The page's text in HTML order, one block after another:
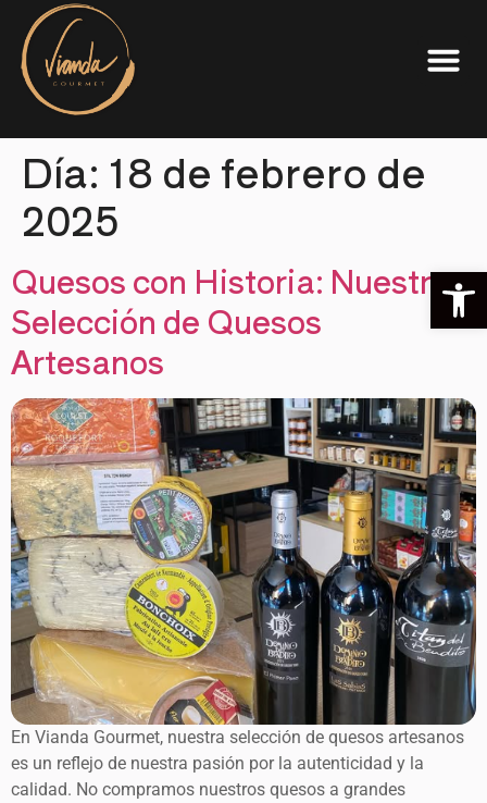
Día: 18 de febrero de
2025
Quesos con Historia: Nuestra
Selección de Quesos
Artesanos
En Vianda Gourmet, nuestra selección de quesos artesanos
es un reflejo de nuestra pasión por la autenticidad y la
calidad. No compramos nuestros quesos a grandes